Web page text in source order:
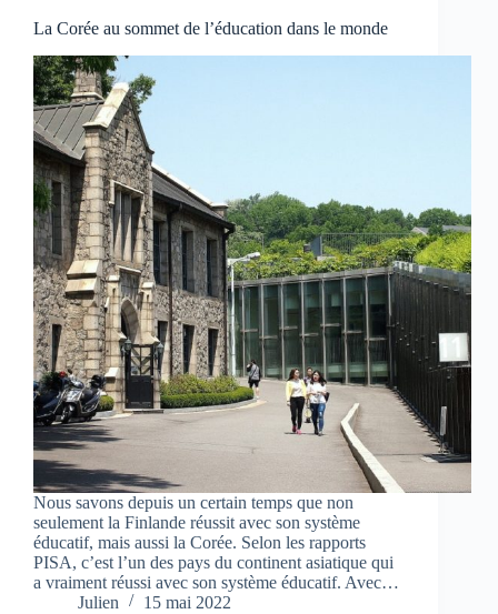
La Corée au sommet de l’éducation dans le monde
Nous savons depuis un certain temps que non
seulement la Finlande réussit avec son système
éducatif, mais aussi la Corée. Selon les rapports
PISA, c’est l’un des pays du continent asiatique qui
a vraiment réussi avec son système éducatif. Avec…
Julien
15 mai 2022